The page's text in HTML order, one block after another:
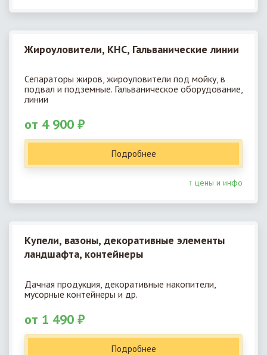
Жироуловители, КНС, Гальванические линии
Сепараторы жиров, жироуловители под мойку, в
подвал и подземные. Гальваническое оборудование,
линии
от 4 900 ₽
Подробнее
↑ цены и инфо
Купели, вазоны, декоративные элементы
ландшафта, контейнеры
Дачная продукция, декоративные накопители,
мусорные контейнеры и др.
от 1 490 ₽
Подробнее